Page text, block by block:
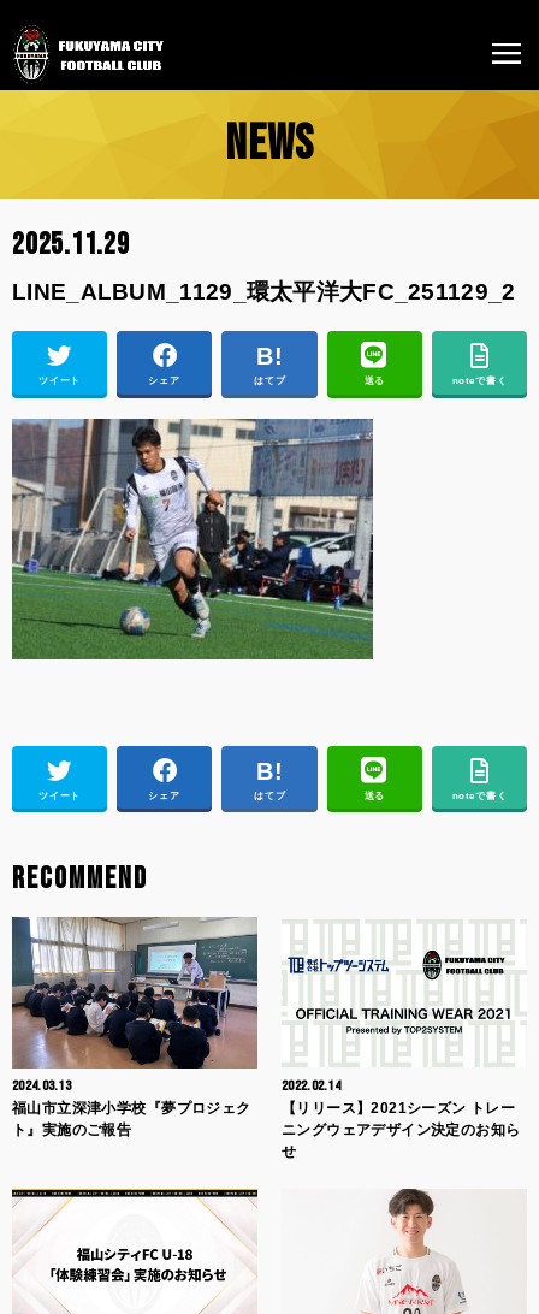
NEWS
2025.11.29
LINE_ALBUM_1129_環太平洋大FC_251129_2
ツイート シェア はてブ 送る noteで書く
ツイート シェア はてブ 送る noteで書く
RECOMMEND
2024.03.13
福山市立深津小学校『夢プロジェク
ト』実施のご報告
2022.02.14
【リリース】2021シーズン トレー
ニングウェアデザイン決定のお知ら
せ